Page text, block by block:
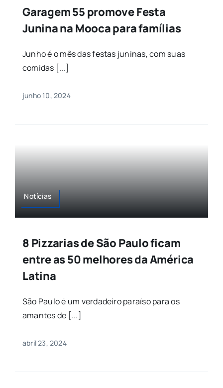
Garagem 55 promove Festa
Junina na Mooca para famílias
Junho é o mês das festas juninas, com suas
comidas [...]
junho 10, 2024
Notícias
8 Pizzarias de São Paulo ficam
entre as 50 melhores da América
Latina
São Paulo é um verdadeiro paraíso para os
amantes de [...]
abril 23, 2024